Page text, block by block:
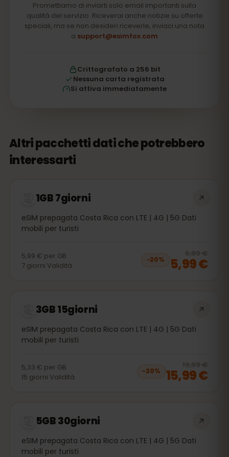
Promettiamo di inviarti solo email importanti sulla
qualità del servizio. Riceverai anche notizie su offerte
speciali, ma se non desideri riceverle, inviaci una nota
a support@esimfox.com
Crittografato a 256 bit
Nessuna carta registrata
Si attiva immediatamente
Altri pacchetti dati che potrebbero
interessarti
1GB 7giorni
eSIM prepagata Costa Rica con LTE | 4G | 5G Dati
mobili per turisti
5,99 € per GB
7 giorni Validità
−20%
6,99 €
5,99 €
3GB 15giorni
eSIM prepagata Costa Rica con LTE | 4G | 5G Dati
mobili per turisti
5,33 € per GB
15 giorni Validità
−20%
19,99 €
15,99 €
5GB 30giorni
eSIM prepagata Costa Rica con LTE | 4G | 5G Dati
mobili per turisti